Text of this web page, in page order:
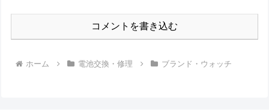
コメントを書き込む
ホーム 電池交換・修理 ブランド・ウォッチ